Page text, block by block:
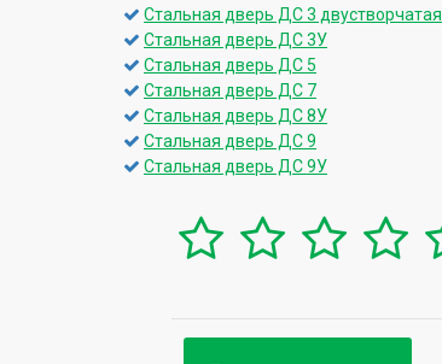
Стальная дверь ДС 3 двустворчатая
Стальная дверь ДС 3У
Стальная дверь ДС 5
Стальная дверь ДС 7
Стальная дверь ДС 8У
Стальная дверь ДС 9
Стальная дверь ДС 9У